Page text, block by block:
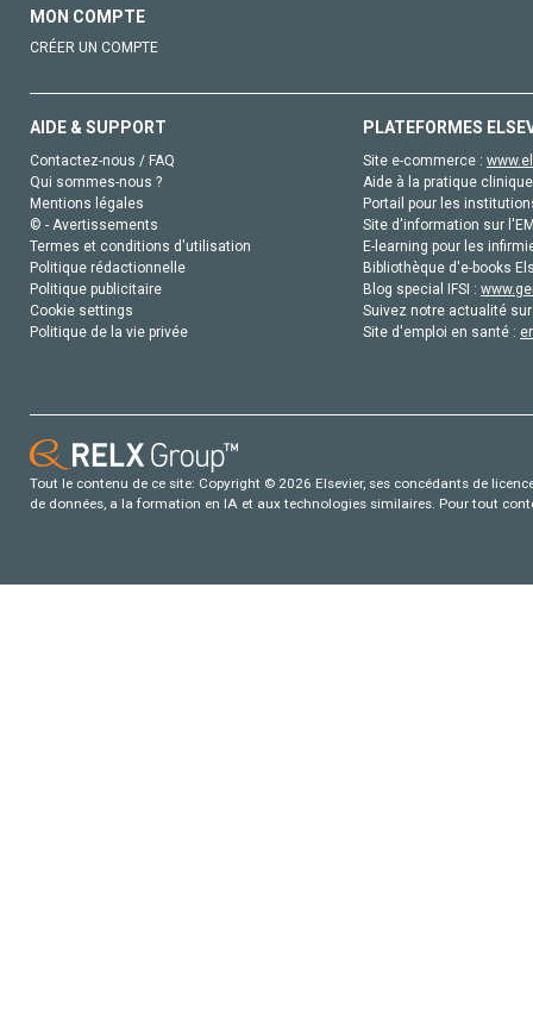
MON COMPTE
CRÉER UN COMPTE
AIDE & SUPPORT
Contactez-nous / FAQ
Qui sommes-nous ?
Mentions légales
© - Avertissements
Termes et conditions d'utilisation
Politique rédactionnelle
Politique publicitaire
Cookie settings
Politique de la vie privée
PLATEFORMES
Site e-commerce :
Aide à la pratique
Portail pour les
Site d'information sur
E-learning pour les
Bibliothèque d'e-books
Blog special IFSI :
Suivez notre actualité
Site d'emploi en santé :
Tout le contenu de ce site: Copyright © 2026 Elsevier, ses concédants de
de données, a la formation en IA et aux technologies similaires. Pour tout